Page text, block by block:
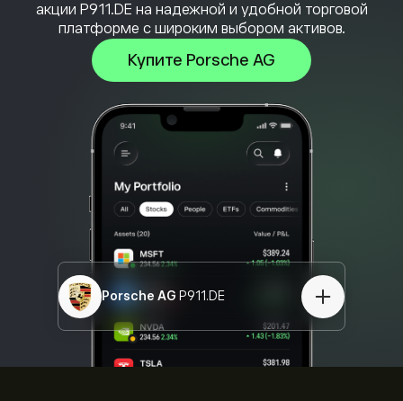
акции P911.DE на надежной и удобной торговой
платформе с широким выбором активов.
Купите Porsche AG
Porsche AG P911.DE